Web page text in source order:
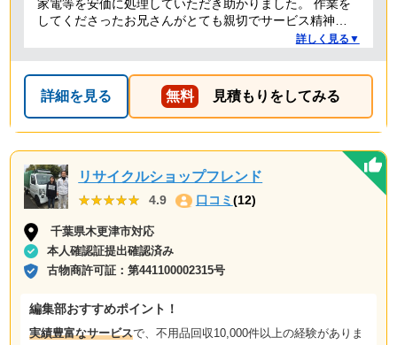
家電等を安価に処理していただき助かりました。 作業を
してくださったお兄さんがとても親切でサービス精神溢
詳しく見る▼
詳細を見る 無料 見積もりをしてみる
リサイクルショップフレンド
★★★★★
★★★★★ 4.9 口コミ (12)
千葉県木更津市対応
本人確認証提出確認済み
古物商許可証：第441100002315号
編集部おすすめポイント！
実績豊富なサービスで、不用品回収10,000件以上の経験がありま